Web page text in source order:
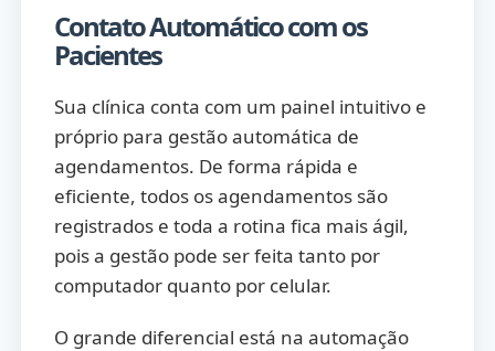
Contato Automático com os
Pacientes
Sua clínica conta com um painel intuitivo e
próprio para gestão automática de
agendamentos. De forma rápida e
eficiente, todos os agendamentos são
registrados e toda a rotina fica mais ágil,
pois a gestão pode ser feita tanto por
computador quanto por celular.
O grande diferencial está na automação